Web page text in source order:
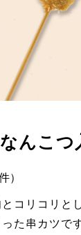
んこつ
）
コリコリと
た串カツです